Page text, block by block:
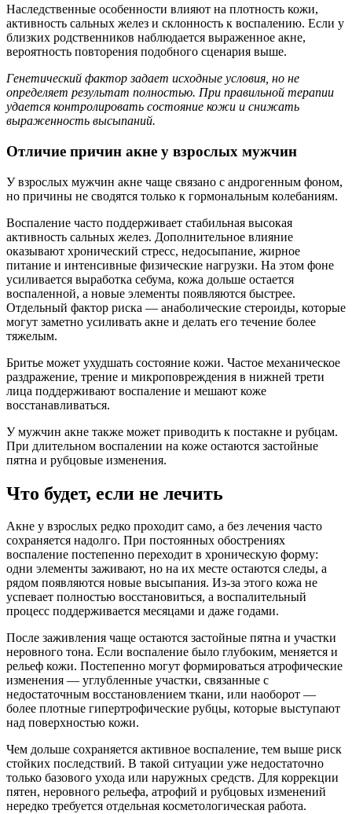
Наследственные особенности влияют на плотность кожи,
активность сальных желез и склонность к воспалению. Если у
близких родственников наблюдается выраженное акне,
вероятность повторения подобного сценария выше.
Генетический фактор задает исходные условия, но не
определяет результат полностью. При правильной терапии
удается контролировать состояние кожи и снижать
выраженность высыпаний.
Отличие причин акне у взрослых мужчин
У взрослых мужчин акне чаще связано с андрогенным фоном,
но причины не сводятся только к гормональным колебаниям.
Воспаление часто поддерживает стабильная высокая
активность сальных желез. Дополнительное влияние
оказывают хронический стресс, недосыпание, жирное
питание и интенсивные физические нагрузки. На этом фоне
усиливается выработка себума, кожа дольше остается
воспаленной, а новые элементы появляются быстрее.
Отдельный фактор риска — анаболические стероиды, которые
могут заметно усиливать акне и делать его течение более
тяжелым.
Бритье может ухудшать состояние кожи. Частое механическое
раздражение, трение и микроповреждения в нижней трети
лица поддерживают воспаление и мешают коже
восстанавливаться.
У мужчин акне также может приводить к постакне и рубцам.
При длительном воспалении на коже остаются застойные
пятна и рубцовые изменения.
Что будет, если не лечить
Акне у взрослых редко проходит само, а без лечения часто
сохраняется надолго. При постоянных обострениях
воспаление постепенно переходит в хроническую форму:
одни элементы заживают, но на их месте остаются следы, а
рядом появляются новые высыпания. Из-за этого кожа не
успевает полностью восстановиться, а воспалительный
процесс поддерживается месяцами и даже годами.
После заживления чаще остаются застойные пятна и участки
неровного тона. Если воспаление было глубоким, меняется и
рельеф кожи. Постепенно могут формироваться атрофические
изменения — углубленные участки, связанные с
недостаточным восстановлением ткани, или наоборот —
более плотные гипертрофические рубцы, которые выступают
над поверхностью кожи.
Чем дольше сохраняется активное воспаление, тем выше риск
стойких последствий. В такой ситуации уже недостаточно
только базового ухода или наружных средств. Для коррекции
пятен, неровного рельефа, атрофий и рубцовых изменений
нередко требуется отдельная косметологическая работа.